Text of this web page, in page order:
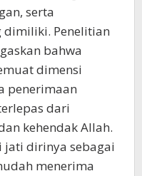
serta
dimiliki. Penelitian
bahwa
dimensi
penerimaan
dari
kehendak Allah.
jati dirinya sebagai
menerima